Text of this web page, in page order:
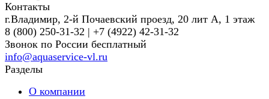
Контакты
г.Владимир, 2-й Почаевский проезд, 20 лит А, 1 этаж
8 (800) 250-31-32 | +7 (4922) 42-31-32
Звонок по России бесплатный
info@aquaservice-vl.ru
Разделы
О компании